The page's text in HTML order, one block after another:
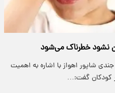
نشود خطرناک می‌شود
شاپور اهواز با اشاره به اهمیت
کودکان گفت:…